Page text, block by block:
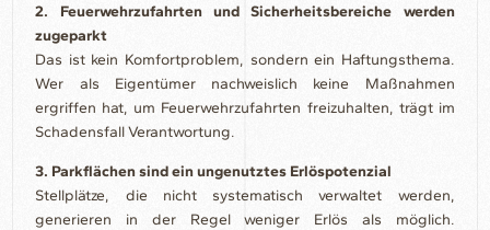
2. Feuerwehrzufahrten und Sicherheitsbereiche werden
zugeparkt
Das ist kein Komfortproblem, sondern ein Haftungsthema.
Wer als Eigentümer nachweislich keine Maßnahmen
ergriffen hat, um Feuerwehrzufahrten freizuhalten, trägt im
Schadensfall Verantwortung.
3. Parkflächen sind ein ungenutztes Erlöspotenzial
Stellplätze, die nicht systematisch verwaltet werden,
generieren in der Regel weniger Erlös als möglich.